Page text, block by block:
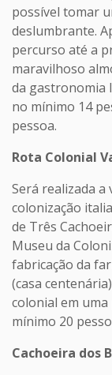
possível tomar
deslumbrante.
percurso até a
maravilhoso
da gastronomia
no mínimo 14
pessoa.
Rota Colonial
Será realizada
colonização
de Três
Museu da
fabricação da
(casa
colonial em
mínimo 20
Cachoeira dos